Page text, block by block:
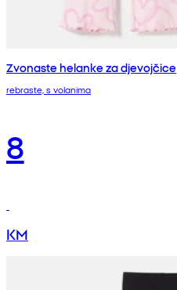
Zvonaste helanke za djevojčice
rebraste, s volanima
8
KM